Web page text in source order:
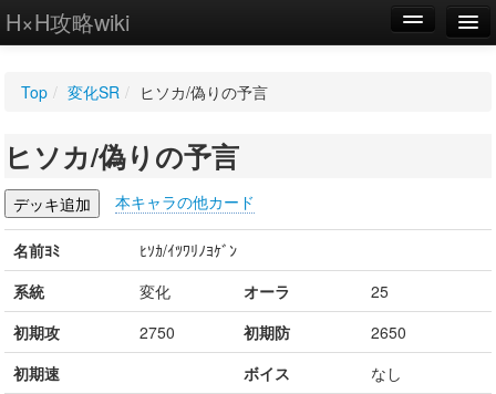
H×H攻略wiki
WIKI
設定
Top / 変化SR / ヒソカ/偽りの予言
ヒソカ/偽りの予言
本キャラの他カード
名前ﾖﾐ
ﾋｿｶ/ｲﾂﾜﾘﾉﾖｹﾞﾝ
系統
変化 オーラ
25
初期攻
2750 初期防
2650
初期速
ボイス
なし